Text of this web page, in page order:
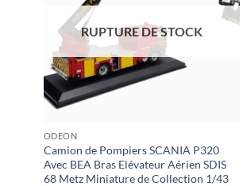
RUPTURE DE STOCK
ODEON
Camion de Pompiers SCANIA P320
Avec BEA Bras Elévateur Aérien SDIS
68 Metz Miniature de Collection 1/43